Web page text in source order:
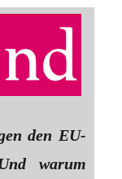
den EU-
warum